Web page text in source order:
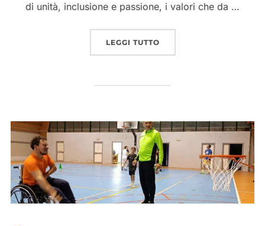
di unità, inclusione e passione, i valori che da …
LEGGI TUTTO“IN ATTESA DELLA